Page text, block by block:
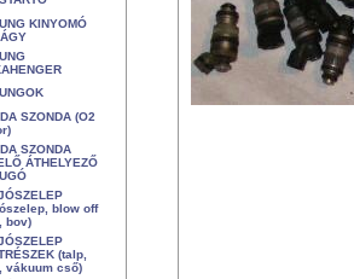
KINYOMÓ
SZONDA (O2
SZONDA
ÁTHELYEZŐ
blow off
bov)
(talp,
vákuum cső)